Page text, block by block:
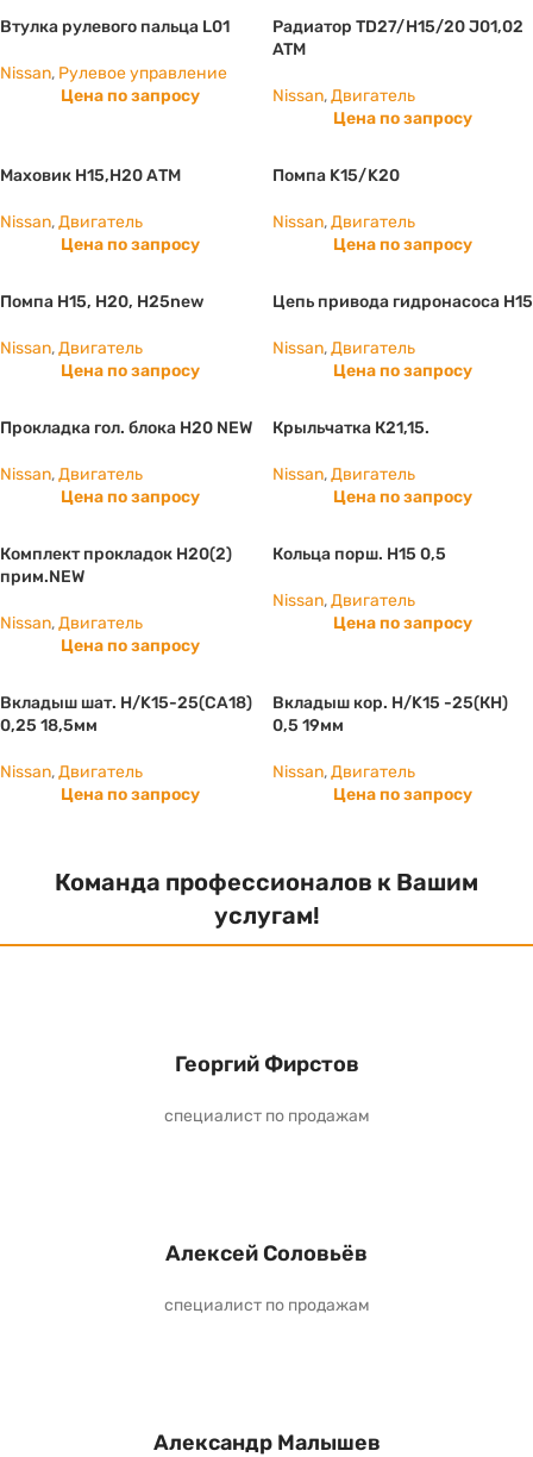
Втулка рулевого пальца L01
Nissan, Рулевое управление
Цена по запросу
Радиатор TD27/H15/20 J01,02
ATM
Nissan,Двигатель
Цена по запросу
Маховик Н15,Н20 АТМ
Nissan,Двигатель
Цена по запросу
Помпа K15/K20
Nissan,Двигатель
Цена по запросу
Помпа H15, Н20, Н25new
Nissan,Двигатель
Цена по запросу
Цепь привода гидронасоса H15
Nissan,Двигатель
Цена по запросу
Прокладка гол. блока H20 NEW
Nissan,Двигатель
Цена по запросу
Крыльчатка К21,15.
Nissan,Двигатель
Цена по запросу
Комплект прокладок H20(2)
прим.NEW
Nissan,Двигатель
Цена по запросу
Кольца порш. H15 0,5
Nissan,Двигатель
Цена по запросу
Вкладыш шат. Н/K15-25(СА18)
0,25 18,5мм
Nissan,Двигатель
Цена по запросу
Вкладыш кор. Н/K15 -25(КН)
0,5 19мм
Nissan,Двигатель
Цена по запросу
Команда профессионалов к Вашим
услугам!
Георгий Фирстов
специалист по продажам
Алексей Соловьёв
специалист по продажам
Александр Малышев